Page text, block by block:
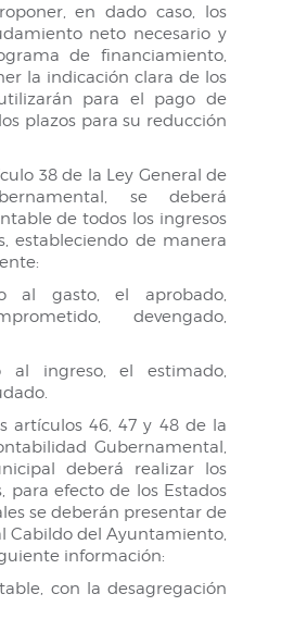
en dado caso, los
neto necesario y
de financiamiento,
la indicación clara de los
para el pago de
plazos para su reducción
38 de la Ley General de
se deberá
de todos los ingresos
estableciendo de manera
al gasto, el aprobado,
devengado,
ingreso, el estimado,
artículos 46, 47 y 48 de la
Gubernamental,
deberá realizar los
para efecto de los Estados
se deberán presentar de
Cabildo del Ayuntamiento,
información:
con la desagregación